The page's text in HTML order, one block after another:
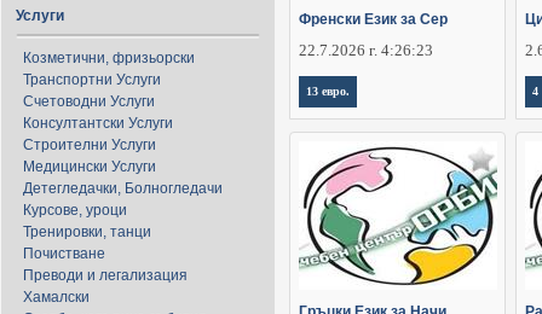
Услуги
Козметични, фризьорски
Транспортни Услуги
Счетоводни Услуги
Консултантски Услуги
Строителни Услуги
Медицински Услуги
Детегледачки, Болногледачи
Курсове, уроци
Тренировки, танци
Почистване
Преводи и легализация
Хамалски
Френски Език за Сер
22.7.2026 г. 4:26:23
13 евро. 4